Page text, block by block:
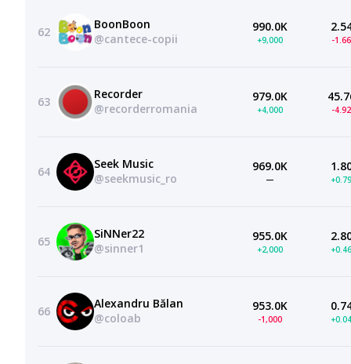
62
BoonBoon
@cantece-copii
990.0K
+9,000 -
63
Recorder
@recorderromania
979.0K
+4,000 -
64
Seek Music
@seekmusic_ro
969.0K
—
65
SiNNer22
@sinner1
955.0K
+2,000
66
Alexandru Bălan
@coloab
953.0K
-1,000